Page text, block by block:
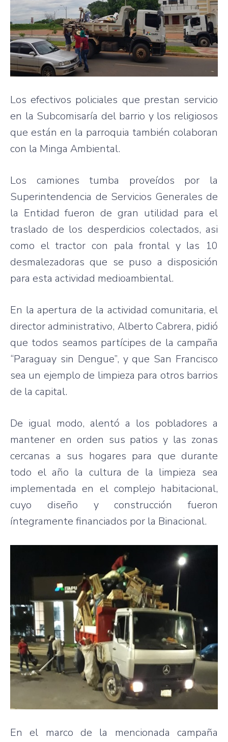
Los efectivos policiales que prestan servicio
en la Subcomisaría del barrio y los religiosos
que están en la parroquia también colaboran
con la Minga Ambiental.
Los camiones tumba proveídos por la
Superintendencia de Servicios Generales de
la Entidad fueron de gran utilidad para el
traslado de los desperdicios colectados, asi
como el tractor con pala frontal y las 10
desmalezadoras que se puso a disposición
para esta actividad medioambiental.
En la apertura de la actividad comunitaria, el
director administrativo, Alberto Cabrera, pidió
que todos seamos partícipes de la campaña
“Paraguay sin Dengue”, y que San Francisco
sea un ejemplo de limpieza para otros barrios
de la capital.
De igual modo, alentó a los pobladores a
mantener en orden sus patios y las zonas
cercanas a sus hogares para que durante
todo el año la cultura de la limpieza sea
implementada en el complejo habitacional,
cuyo diseño y construcción fueron
íntegramente financiados por la Binacional.
En el marco de la mencionada campaña